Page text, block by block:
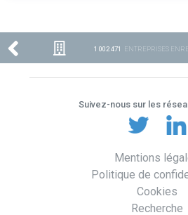
1 002 471 ENTREPRISES
Suivez-nous sur les
Mentions
Politique de
Cookies
Recherche